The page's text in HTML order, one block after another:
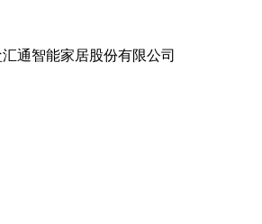
通智能家居股份有限公司